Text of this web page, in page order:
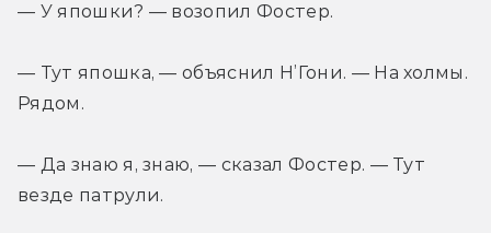
— У япошки? — возопил Фостер.
— Тут япошка, — объяснил Н’Гони. — На холмы.
Рядом.
— Да знаю я, знаю, — сказал Фостер. — Тут
везде патрули.